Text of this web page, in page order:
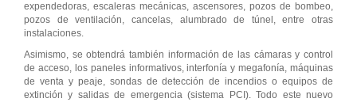
expendedoras, escaleras mecánicas, ascensores, pozos de bombeo,
pozos de ventilación, cancelas, alumbrado de túnel, entre otras
instalaciones.
Asimismo, se obtendrá también información de las cámaras y control
de acceso, los paneles informativos, interfonía y megafonía, máquinas
de venta y peaje, sondas de detección de incendios o equipos de
extinción y salidas de emergencia (sistema PCI). Todo este nuevo